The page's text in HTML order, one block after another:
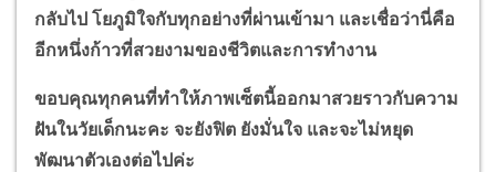
กลับไป โยภูมิใจกับทุกอย่างที่ผ่านเข้ามา และเชื่อว่านี่คือ
อีกหนึ่งก้าวที่สวยงามของชีวิตและการทำงาน
ขอบคุณทุกคนที่ทำให้ภาพเซ็ตนี้ออกมาสวยราวกับความ
ฝันในวัยเด็กนะคะ จะยังฟิต ยังมั่นใจ และจะไม่หยุด
พัฒนาตัวเองต่อไปค่ะ